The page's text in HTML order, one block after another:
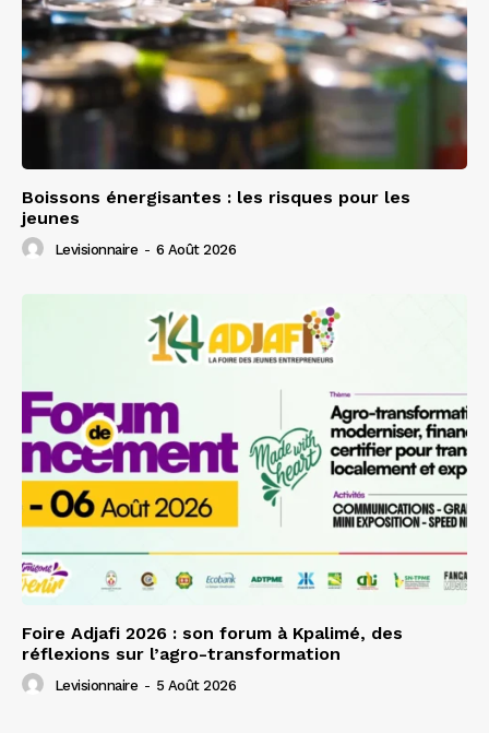
Boissons énergisantes : les risques pour les
jeunes
Levisionnaire - 6 Août 2026
Foire Adjafi 2026 : son forum à Kpalimé, des
réflexions sur l’agro-transformation
Levisionnaire - 5 Août 2026